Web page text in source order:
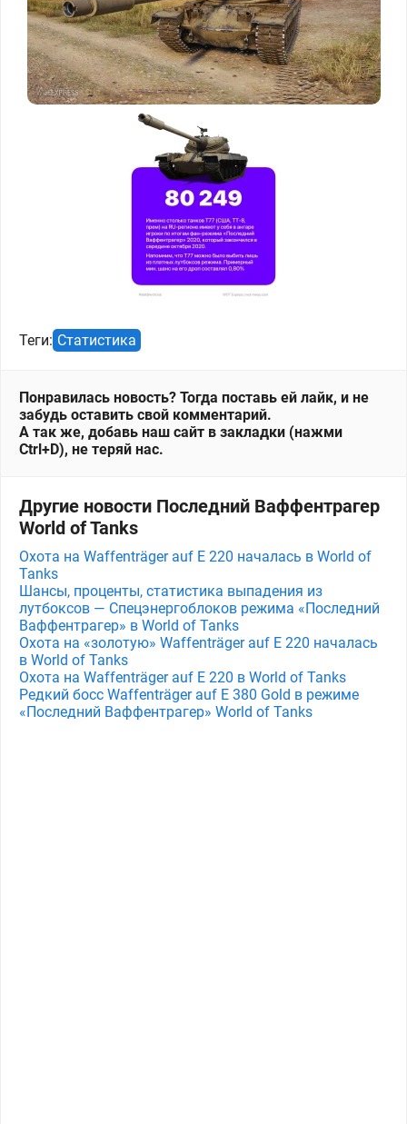
Теги: Статистика
Понравилась новость? Тогда поставь ей лайк, и не
забудь оставить свой комментарий.
А так же, добавь наш сайт в закладки (нажми
Ctrl+D), не теряй нас.
Другие новости Последний Ваффентрагер
World of Tanks
Охота на Waffenträger auf E 220 началась в World of
Tanks
Шансы, проценты, статистика выпадения из
лутбоксов — Спецэнергоблоков режима «Последний
Ваффентрагер» в World of Tanks
Охота на «золотую» Waffenträger auf E 220 началась
в World of Tanks
Охота на Waffenträger auf E 220 в World of Tanks
Редкий босс Waffenträger auf E 380 Gold в режиме
«Последний Ваффентрагер» World of Tanks